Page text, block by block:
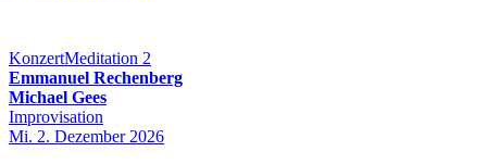
KonzertMeditation 2
Emmanuel Rechenberg
Michael Gees
Improvisation
Mi. 2. Dezember 2026